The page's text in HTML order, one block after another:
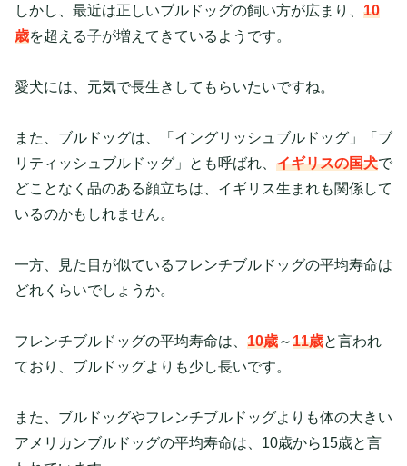
しかし、最近は正しいブルドッグの飼い方が広まり、 10
歳を超える子が増えてきているようです。
愛犬には、元気で長生きしてもらいたいですね。
また、ブルドッグは、「イングリッシュブルドッグ」「ブ
リティッシュブルドッグ」とも呼ばれ、 イギリスの国犬で
どことなく品のある顔立ちは、イギリス生まれも関係して
いるのかもしれません。
一方、見た目が似ているフレンチブルドッグの平均寿命は
どれくらいでしょうか。
フレンチブルドッグの平均寿命は、 10歳～11歳と言われ
ており、ブルドッグよりも少し長いです。
また、ブルドッグやフレンチブルドッグよりも体の大きい
アメリカンブルドッグの平均寿命は、10歳から15歳と言